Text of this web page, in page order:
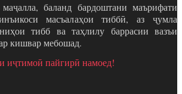
баланд бардоштани маърифати
масъалаҳои тиббӣ, аз ҷумла
тибб ва таҳлилу баррасии вазъи
кишвар мебошад.
иҷтимоӣ пайгирӣ намоед!